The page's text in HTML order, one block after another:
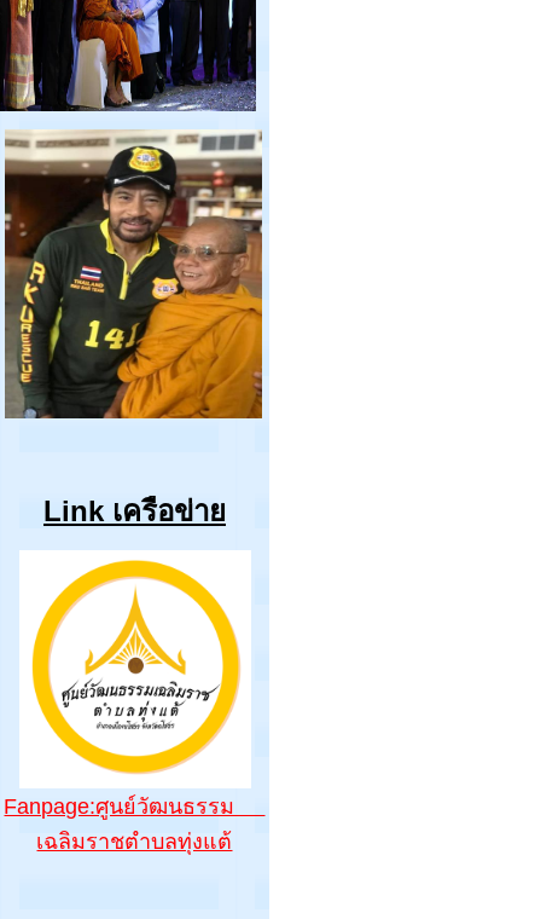
Link เครือข่าย
Fanpage:ศูนย์วัฒนธรรม
เฉลิมราชตำบลทุ่งแต้